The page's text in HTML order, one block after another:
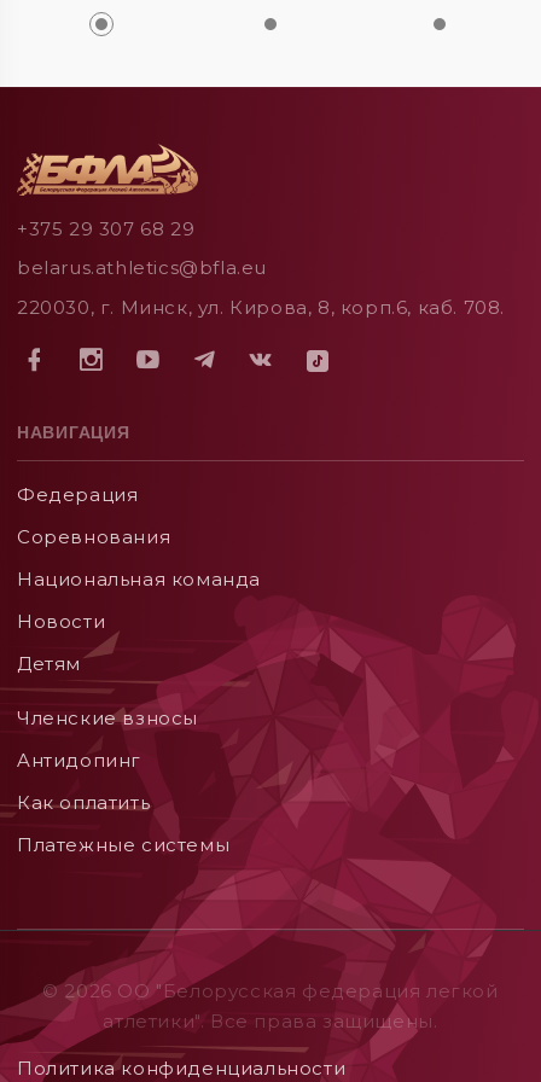
+375 29 307 68 29
belarus.athletics@bfla.eu
220030, г. Минск, ул. Кирова, 8, корп.6, каб. 708.
НАВИГАЦИЯ
Федерация
Соревнования
Национальная команда
Новости
Детям
Членские взносы
Aнтидопинг
Как оплатить
Платежные системы
© 2026 ОO "Белорусская федерация легкой
атлетики". Все права защищены.
Политика конфиденциальности